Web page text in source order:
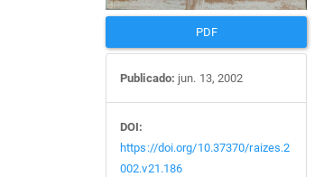
PDF
Publicado: jun. 13, 2002
DOI:
https://doi.org/10.37370/raizes.2
002.v21.186